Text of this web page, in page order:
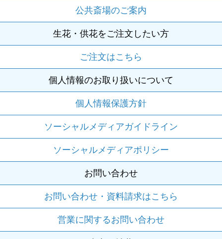
公共斎場のご案内
生花・供花をご注文したい方
ご注文はこちら
個人情報のお取り扱いについて
個人情報保護方針
ソーシャルメディアガイドライン
ソーシャルメディアポリシー
お問い合わせ
お問い合わせ・資料請求はこちら
営業に関するお問い合わせ